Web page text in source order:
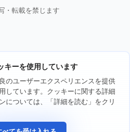
キーを使用しています
のユーザーエクスペリエンスを提供
しています。クッキーに関する詳細
については、「詳細を読む」をクリ
・転載を禁じます
リシー
リスク開示
イト登録番号：13534801（イングラン